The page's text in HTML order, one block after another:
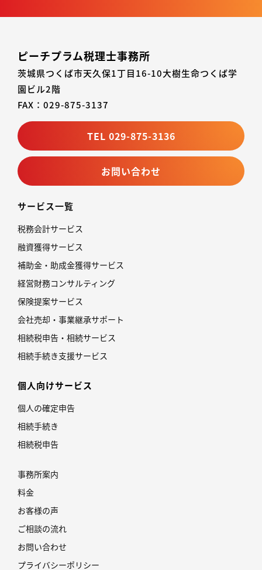
ピーチプラム税理士事務所
茨城県つくば市天久保1丁目16-10大樹生命つくば学
園ビル2階
FAX：029-875-3137
TEL 029-875-3136
お問い合わせ
サービス一覧
税務会計サービス
融資獲得サービス
補助金・助成金獲得サービス
経営財務コンサルティング
保険提案サービス
会社売却・事業継承サポート
相続税申告・相続サービス
相続手続き支援サービス
個人向けサービス
個人の確定申告
相続手続き
相続税申告
事務所案内
料金
お客様の声
ご相談の流れ
お問い合わせ
プライバシーポリシー